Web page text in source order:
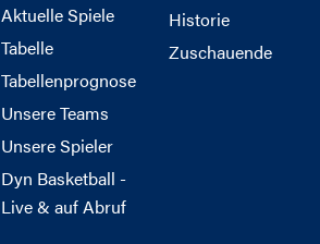
Aktuelle Spiele
Tabelle
Tabellenprognose
Unsere Teams
Unsere Spieler
Dyn Basketball -
Live & auf Abruf
Historie
Zuschauende